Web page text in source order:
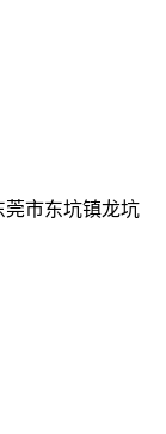
莞市东坑镇龙坑